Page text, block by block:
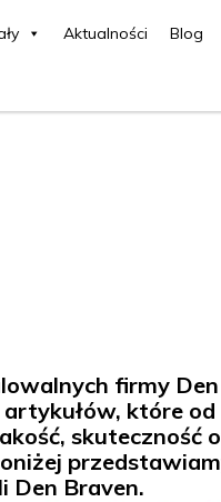
Aktualności Blog
firmy
które
skuteczność
Den Braven.